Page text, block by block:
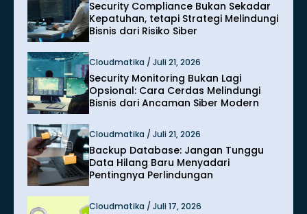
Security Compliance Bukan Sekadar
Kepatuhan, tetapi Strategi Melindungi
Bisnis dari Risiko Siber
Cloudmatika / Juli 21, 2026
Security Monitoring Bukan Lagi
Opsional: Cara Cerdas Melindungi
Bisnis dari Ancaman Siber Modern
Cloudmatika / Juli 21, 2026
Backup Database: Jangan Tunggu
Data Hilang Baru Menyadari
Pentingnya Perlindungan
Cloudmatika / Juli 17, 2026